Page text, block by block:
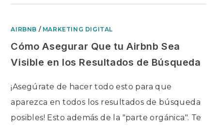
AIRBNB / MARKETING DIGITAL
Cómo Asegurar Que tu Airbnb Sea
Visible en los Resultados de Búsqueda
¡Asegúrate de hacer todo esto para que
aparezca en todos los resultados de búsqueda
posibles! Esto además de la "parte orgánica". Te